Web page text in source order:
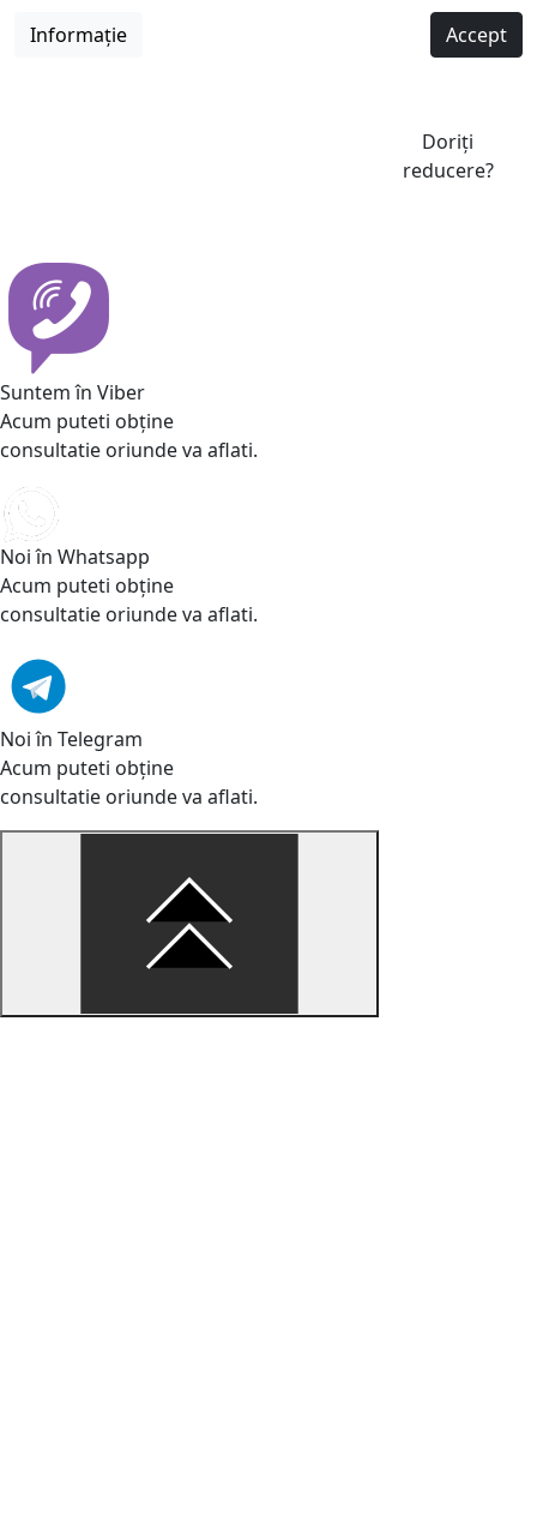
Informație Accept
Doriți
reducere?
Suntem în Viber
Acum puteti obține
consultatie oriunde va aflati.
Noi în Whatsapp
Acum puteti obține
consultatie oriunde va aflati.
Noi în Telegram
Acum puteti obține
consultatie oriunde va aflati.